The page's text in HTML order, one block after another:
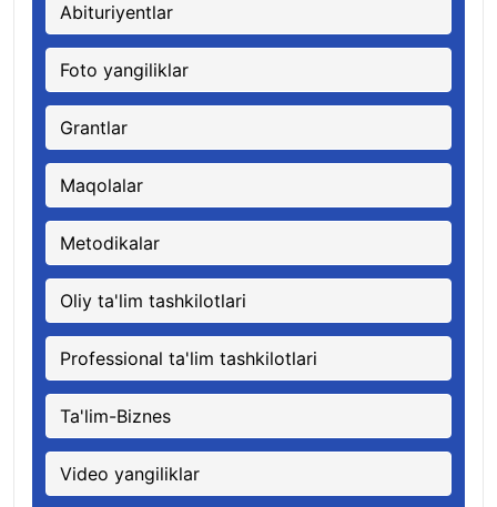
Abituriyentlar
Foto yangiliklar
Grantlar
Maqolalar
Metodikalar
Oliy ta'lim tashkilotlari
Professional ta'lim tashkilotlari
Ta'lim-Biznes
Video yangiliklar